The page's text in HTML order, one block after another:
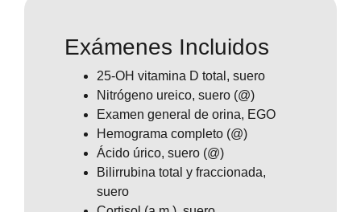
Exámenes Incluidos
25-OH vitamina D total, suero
Nitrógeno ureico, suero (@)
Examen general de orina, EGO
Hemograma completo (@)
Ácido úrico, suero (@)
Bilirrubina total y fraccionada,
suero